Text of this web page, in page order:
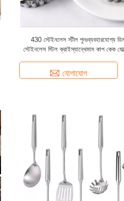
430 স্টেইনলেস স্টীল পুনঃব্যবহারযোগ্য ডিম
স্টেইনলেস স্টিল ক্রাইস্যান্থেমাম কাপ কেক
যোগাযোগ